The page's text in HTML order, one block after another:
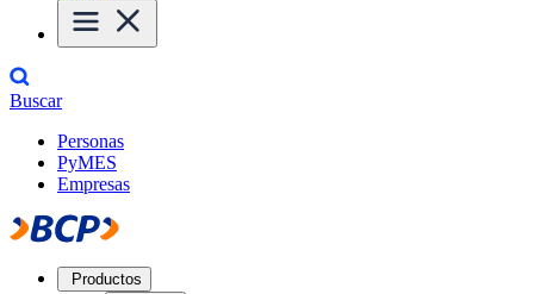
Buscar
Personas
PyMES
Empresas
Productos